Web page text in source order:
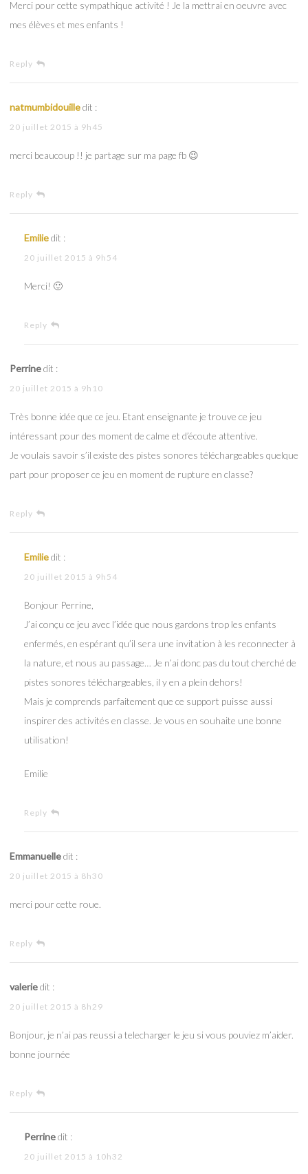
Merci pour cette sympathique activité ! Je la mettrai en oeuvre avec
mes élèves et mes enfants !
Reply
natmumbidouilledit :
20 juillet 2015 à 9h45
merci beaucoup !! je partage sur ma page fb 😉
Reply
Emiliedit :
20 juillet 2015 à 9h54
Merci! 🙂
Reply
Perrinedit :
20 juillet 2015 à 9h10
Très bonne idée que ce jeu. Etant enseignante je trouve ce jeu
intéressant pour des moment de calme et d’écoute attentive.
Je voulais savoir s’il existe des pistes sonores téléchargeables quelque
part pour proposer ce jeu en moment de rupture en classe?
Reply
Emiliedit :
20 juillet 2015 à 9h54
Bonjour Perrine,
J’ai conçu ce jeu avec l’idée que nous gardons trop les enfants
enfermés, en espérant qu’il sera une invitation à les reconnecter à
la nature, et nous au passage… Je n’ai donc pas du tout cherché de
pistes sonores téléchargeables, il y en a plein dehors!
Mais je comprends parfaitement que ce support puisse aussi
inspirer des activités en classe. Je vous en souhaite une bonne
utilisation!
Emilie
Reply
Emmanuelledit :
20 juillet 2015 à 8h30
merci pour cette roue.
Reply
valeriedit :
20 juillet 2015 à 8h29
Bonjour, je n’ai pas reussi a telecharger le jeu si vous pouviez m’aider.
bonne journée
Reply
Perrinedit :
20 juillet 2015 à 10h32